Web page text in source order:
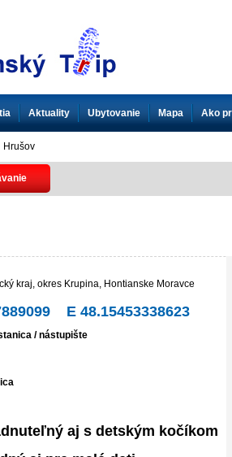
Aktuality Ubytovanie Mapa Ako
Hrušov
kraj okres Krupina Hontianske Moravce
E 48.15453338623
/ nástupište
aj s detským kočíkom